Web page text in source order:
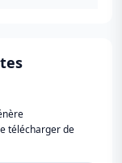
télécharger de